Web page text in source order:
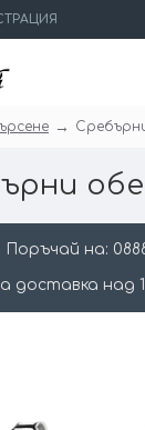
Поръчай на:
доставка над